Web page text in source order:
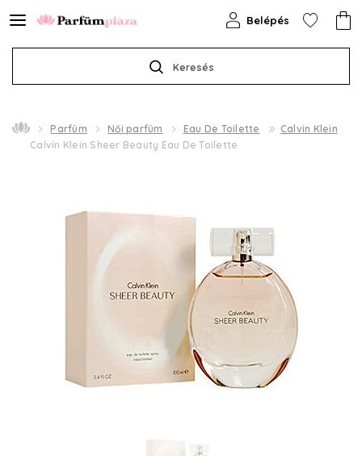
Keresés
Belépés
Parfüm Női parfüm Eau De Toilette
Calvin Klein
Calvin Klein Sheer Beauty Eau De Toilette